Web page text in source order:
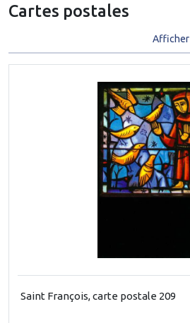
Cartes postales
Afficher
Saint François, carte postale 209